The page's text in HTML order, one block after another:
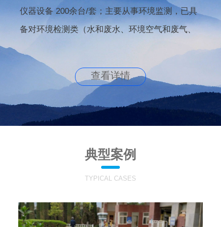
仪器设备 200余台/套；主要从事环境监测，已具
备对环境检测类（水和废水、环境空气和废气、
查看详情
典型案例
TYPICAL CASES